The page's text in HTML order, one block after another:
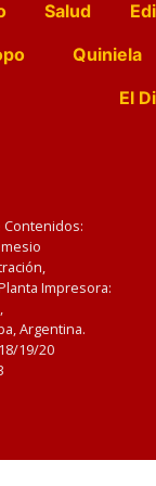
Salud
Quiniela
El
Impresora:
Argentina.
19/20